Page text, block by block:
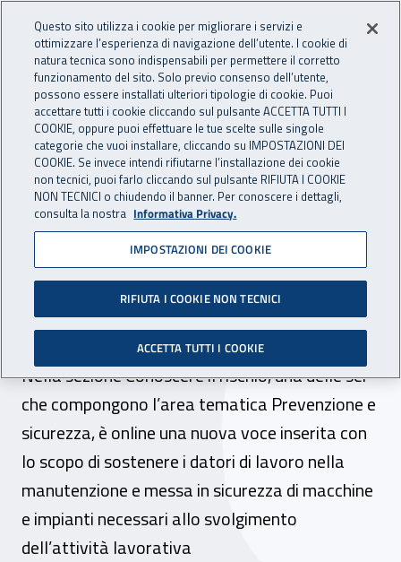
INAIL - Istituto Nazionale
Apri cerca
Navigazione principale
Navigazione - Ti trovi in:
Home Inail comunica News
07 ottobre 2019
Sul portale Inail un nuovo
spazio dedicato alle
attrezzature di lavoro
Nella sezione Conoscere il rischio, una delle sei
che compongono l’area tematica Prevenzione e
sicurezza, è online una nuova voce inserita con
lo scopo di sostenere i datori di lavoro nella
manutenzione e messa in sicurezza di macchine
e impianti necessari allo svolgimento
dell’attività lavorativa
Questo sito utilizza i cookie per migliorare i servizi e
ottimizzare l’esperienza di navigazione dell’utente. I cookie di
natura tecnica sono indispensabili per permettere il corretto
funzionamento del sito. Solo previo consenso dell’utente,
possono essere installati ulteriori tipologie di cookie. Puoi
accettare tutti i cookie cliccando sul pulsante ACCETTA TUTTI I
COOKIE, oppure puoi effettuare le tue scelte sulle singole
categorie che vuoi installare, cliccando su IMPOSTAZIONI DEI
COOKIE. Se invece intendi rifiutarne l’installazione dei cookie
non tecnici, puoi farlo cliccando sul pulsante RIFIUTA I COOKIE
NON TECNICI o chiudendo il banner. Per conoscere i dettagli,
consulta la nostra Informativa Privacy.
IMPOSTAZIONI DEI COOKIE
RIFIUTA I COOKIE NON TECNICI
ACCETTA TUTTI I COOKIE